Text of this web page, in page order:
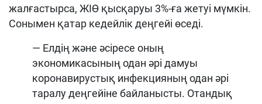
жалғастырса, ЖІӨ қысқаруы 3%-ға жетуі мүмкін.
Сонымен қатар кедейлік деңгейі өседі.
— Елдің және әсіресе оның
экономикасының одан әрі дамуы
коронавирустық инфекцияның одан әрі
таралу деңгейіне байланысты. Отандық